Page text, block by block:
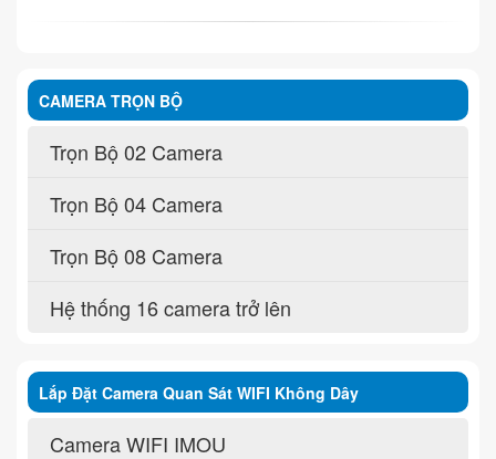
CAMERA TRỌN BỘ
Trọn Bộ 02 Camera
Trọn Bộ 04 Camera
Trọn Bộ 08 Camera
Hệ thống 16 camera trở lên
Lắp Đặt Camera Quan Sát WIFI Không Dây
Camera WIFI IMOU